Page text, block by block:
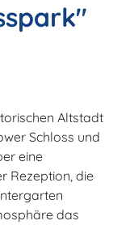
Altstadt
Schloss und
eine
Rezeption, die
das